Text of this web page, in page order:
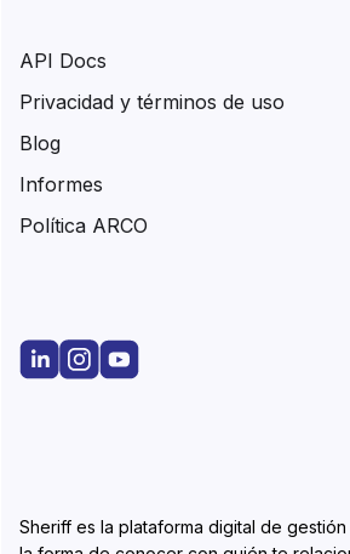
Sheriff es la plataforma digital de
API Docs
Privacidad y términos de uso
Blog
Informes
Política ARCO